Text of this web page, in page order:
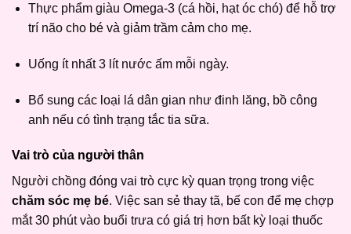
Thực phẩm giàu Omega-3 (cá hồi, hạt óc chó) để hỗ trợ
trí não cho bé và giảm trầm cảm cho mẹ.
Uống ít nhất 3 lít nước ấm mỗi ngày.
Bổ sung các loại lá dân gian như đinh lăng, bồ công
anh nếu có tình trạng tắc tia sữa.
Vai trò của người thân
Người chồng đóng vai trò cực kỳ quan trọng trong việc
chăm sóc mẹ bé. Việc san sẻ thay tã, bế con để mẹ chợp
mắt 30 phút vào buổi trưa có giá trị hơn bất kỳ loại thuốc